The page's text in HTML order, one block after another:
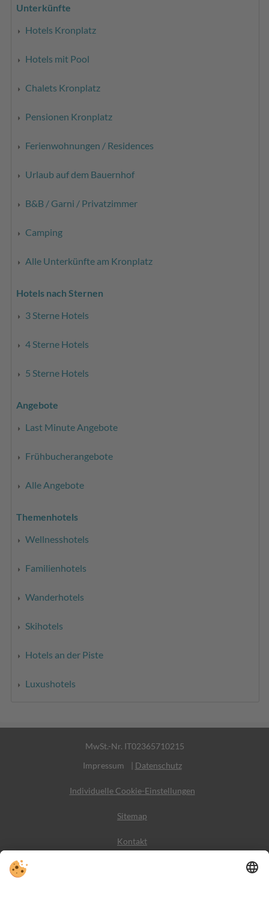
Unterkünfte
Hotels Kronplatz
Hotels mit Pool
Chalets Kronplatz
Pensionen Kronplatz
Ferienwohnungen / Residences
Urlaub auf dem Bauernhof
B&B / Garni / Privatzimmer
Camping
Alle Unterkünfte am Kronplatz
Hotels nach Sternen
3 Sterne Hotels
4 Sterne Hotels
5 Sterne Hotels
Angebote
Last Minute Angebote
Frühbucherangebote
Alle Angebote
Themenhotels
Wellnesshotels
Familienhotels
Wanderhotels
Skihotels
Hotels an der Piste
Luxushotels
MwSt.-Nr. IT02365710215
Impressum
| Datenschutz
Individuelle Cookie-Einstellungen
Sitemap
Kontakt